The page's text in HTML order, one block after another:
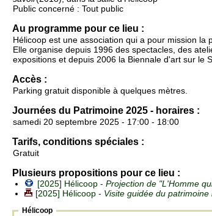
Public concerné : Tout public
Au programme pour ce lieu :
Hélicoop est une association qui a pour mission la
Elle organise depuis 1996 des spectacles, des
expositions et depuis 2006 la Biennale d'art sur le
Accès :
Parking gratuit disponible à quelques mètres.
Journées du Patrimoine 2025 - horaires :
samedi 20 septembre 2025 - 17:00 - 18:00
Tarifs, conditions spéciales :
Gratuit
Plusieurs propositions pour ce lieu :
[2025] Hélicoop - Projection de "L'Homme
[2025] Hélicoop - Visite guidée du
Hélicoop